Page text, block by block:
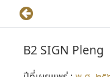
B2 SIGN Pleng